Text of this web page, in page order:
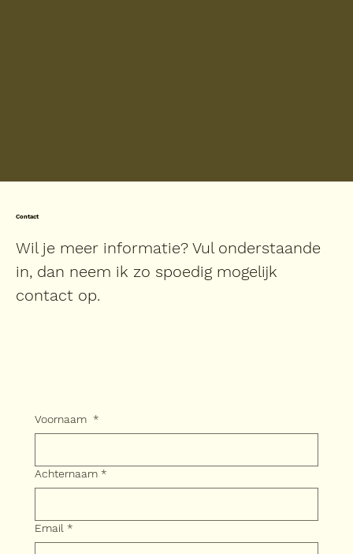
Contact
Wil je meer informatie? Vul onderstaande
in, dan neem ik zo spoedig mogelijk
contact op.
Voornaam *
Achternaam *
Email *